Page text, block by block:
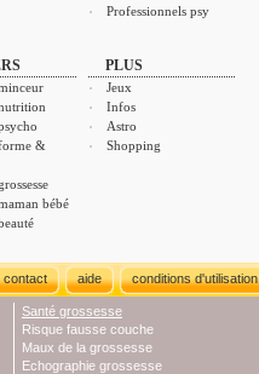
&
bébé
Professionnels psy
PLUS
Jeux
Infos
Astro
Shopping
contact aide conditions d'utilisation
Santé grossesse
Risque fausse couche
Maux de la grossesse
Echographie grossesse